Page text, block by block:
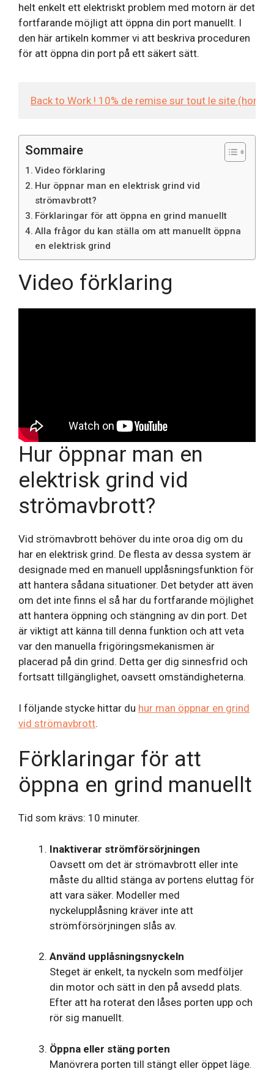
helt enkelt ett elektriskt problem med motorn är det
fortfarande möjligt att öppna din port manuellt. I
den här artikeln kommer vi att beskriva proceduren
för att öppna din port på ett säkert sätt.
Back to Work ! 10% de remise sur tout le site (hors
Sommaire
Video förklaring
Hur öppnar man en elektrisk grind vid
strömavbrott?
Förklaringar för att öppna en grind manuellt
Alla frågor du kan ställa om att manuellt öppna
en elektrisk grind
Video förklaring
Hur öppnar man en
elektrisk grind vid
strömavbrott?
Vid strömavbrott behöver du inte oroa dig om du
har en elektrisk grind. De flesta av dessa system är
designade med en manuell upplåsningsfunktion för
att hantera sådana situationer. Det betyder att även
om det inte finns el så har du fortfarande möjlighet
att hantera öppning och stängning av din port. Det
är viktigt att känna till denna funktion och att veta
var den manuella frigöringsmekanismen är
placerad på din grind. Detta ger dig sinnesfrid och
fortsatt tillgänglighet, oavsett omständigheterna.
I följande stycke hittar du hur man öppnar en grind
vid strömavbrott.
Förklaringar för att
öppna en grind manuellt
Tid som krävs: 10 minuter.
Inaktiverar strömförsörjningen
Oavsett om det är strömavbrott eller inte
måste du alltid stänga av portens eluttag för
att vara säker. Modeller med
nyckelupplåsning kräver inte att
strömförsörjningen slås av.
Använd upplåsningsnyckeln
Steget är enkelt, ta nyckeln som medföljer
din motor och sätt in den på avsedd plats.
Efter att ha roterat den låses porten upp och
rör sig manuellt.
Öppna eller stäng porten
Manövrera porten till stängt eller öppet läge.